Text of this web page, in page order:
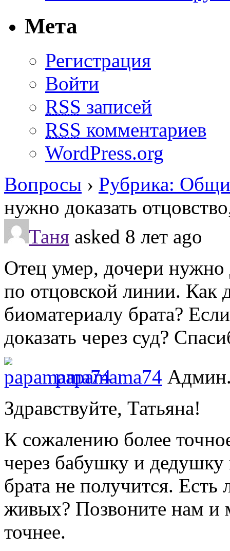
Мета
Регистрация
Войти
RSS записей
RSS комментариев
WordPress.org
Вопросы › Рубрика:
нужно доказать
Таня asked 8 лет ago
Отец умер, дочери нужно
по отцовской линии. Как
биоматериалу брата?
доказать через суд?
papamama74
Здравствуйте, Татьяна!
К сожалению более
через бабушку и
брата не получится.
живых? Позвоните нам и
точнее.